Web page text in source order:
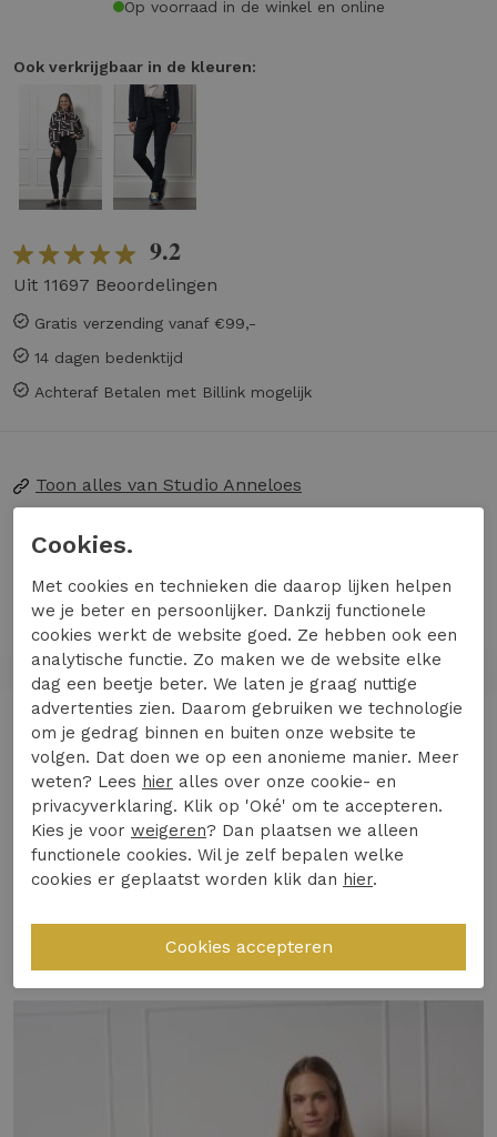
Op voorraad in de winkel en online
Ook verkrijgbaar in de kleuren:
9.2
Uit 11697 Beoordelingen
Gratis verzending vanaf €99,-
14 dagen bedenktijd
Achteraf Betalen met Billink mogelijk
Toon alles van Studio Anneloes
Naar alleStudio Anneloes broeken
Ontdek de stijlvolle Franka broek van Studio
Anneloes, perfect voor de modebewuste vrouw.
Deze groene broek is een must-have voor de
wintermaanden en biedt zowel comfort als een
trendy uitstraling. Ideaal voor een frisse
ochtendwandeling langs de grachten of een dag
op kantoor.
Gemaakt van hoogwaardige materialen voor
optimaal comfort
Gemaakt van Heavy Travelstof (74%
Polyamide, 26% Elastaan)
Lees meer
Specificaties
Winkelvoorraad
Gerelateerde producten
Cookies.
Met cookies en technieken die daarop lijken helpen
we je beter en persoonlijker. Dankzij functionele
cookies werkt de website goed. Ze hebben ook een
analytische functie. Zo maken we de website elke
dag een beetje beter. We laten je graag nuttige
advertenties zien. Daarom gebruiken we technologie
om je gedrag binnen en buiten onze website te
volgen. Dat doen we op een anonieme manier. Meer
weten? Lees hier alles over onze cookie- en
privacyverklaring. Klik op 'Oké' om te accepteren.
Kies je voor weigeren? Dan plaatsen we alleen
functionele cookies. Wil je zelf bepalen welke
cookies er geplaatst worden klik dan hier.